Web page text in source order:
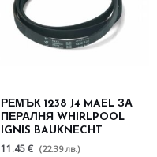
РЕМЪК 1238 J4 MAEL ЗА
ПЕРАЛНЯ WHIRLPOOL
IGNIS BAUKNECHT
11.45 € (22.39 лв.)